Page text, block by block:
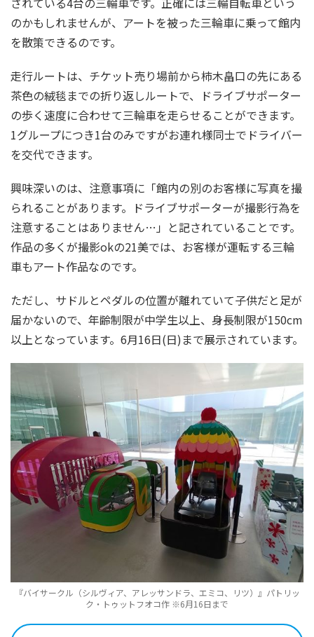
のかもしれませんが、アートを被った三輪車に乗って館内
を散策できるのです。
走行ルートは、チケット売り場前から柿木畠口の先にある
茶色の絨毯までの折り返しルートで、ドライブサポーター
の歩く速度に合わせて三輪車を走らせることができます。
1グループにつき1台のみですがお連れ様同士でドライバー
を交代できます。
興味深いのは、注意事項に「館内の別のお客様に写真を撮
られることがあります。ドライブサポーターが撮影行為を
注意することはありません…」と記されていることです。
作品の多くが撮影okの21美では、お客様が運転する三輪
車もアート作品なのです。
ただし、サドルとペダルの位置が離れていて子供だと足が
届かないので、年齢制限が中学生以上、身長制限が150cm
以上となっています。6月16日(日)まで展示されています。
『バイサークル（シルヴィア、アレッサンドラ、エミコ、リツ）』パトリッ
ク・トゥットフオコ作 ※6月16日まで